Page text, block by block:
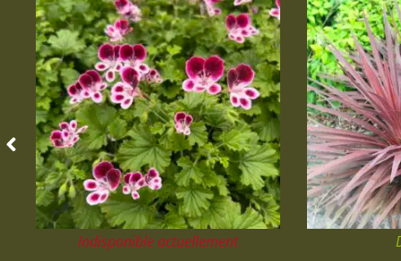
Indisponible actuellement